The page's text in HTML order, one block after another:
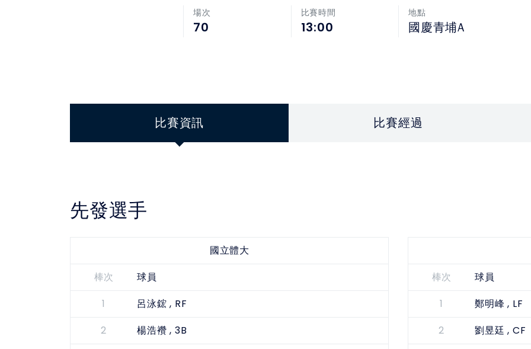
場次
70
比賽時間
13:00
地點
國慶青埔A
比賽資訊 比賽經過
先發選手
國立體大
棒次 球員
1 呂泳鋐 , RF
2
楊浩襸 , 3B
棒次 球員
1 鄭明峰 , LF
2
劉昱廷 , CF